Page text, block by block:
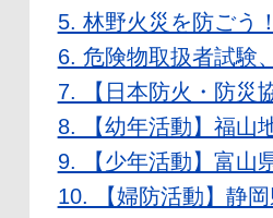
5. 林野火災を防ごう
6. 危険物取扱者試験
7. 【日本防火・防災
8. 【幼年活動】福山
9. 【少年活動】富山
10. 【婦防活動】静